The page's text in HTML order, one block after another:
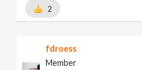
2
fdroess
Member